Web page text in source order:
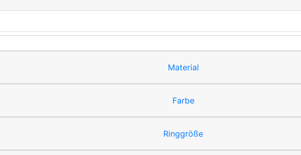
Material
Farbe
Ringgröße